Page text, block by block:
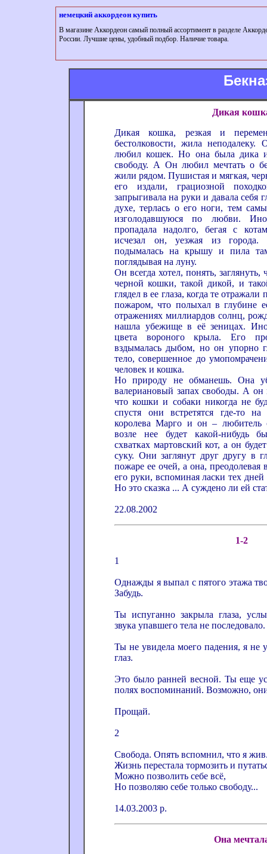
немецкий аккордеон купить
В магазине Аккордеон самый полный ассортимент в разделе
России. Лучшие цены, удобный подбор. Наличие товара.
Дикая
Дикая кошка, резкая и
бестолковости, жила
любил кошек. Но она была дика
свободу. А Он любил мечтать о
жили рядом. Пушистая и мягкая,
его издали, грациозной
запрыгивала на руки и давала себя
духе, терлась о его ноги, тем
изголодавшуюся по любви.
пропадала надолго, бегая с
исчезал он, уезжая из города.
подымалась на крышу и пила
поглядывая на луну.
Он всегда хотел, понять,
черной кошки, такой дикой, и
глядел в ее глаза, когда те
пожаром, что полыхал в глубине
отражениях миллиардов солнц,
нашла убежище в её зеницах.
цвета вороного крыла. Его
вздымалась дыбом, но он упорно
тело, совершенное до
человек и кошка.
Но природу не обманешь. Она
валериановый запах свободы. А он
что кошки и собаки никогда не
спустя они встретятся где-то
королева Марго и он – любитель
возле нее будет какой-нибудь
схватках мартовский кот, а он
суку. Они заглянут друг другу в
пожаре ее очей, а она, преодолевая
его руки, вспоминая ласки тех
Но это сказка ... А суждено ли ей
22.08.2002
1-2
1
Однажды я выпал с пятого этажа
Забудь.
Ты испуганно закрыла глаза,
звука упавшего тела не
Ты не увидела моего падения, я не
глаз.
Это было ранней весной. Ты еще
полях воспоминаний. Возможно,
Прощай.
2
Свобода. Опять вспомнил, что я
Жизнь перестала тормозить и
Можно позволить себе всё,
Но позволяю себе только свободу...
14.03.2003 р.
Она